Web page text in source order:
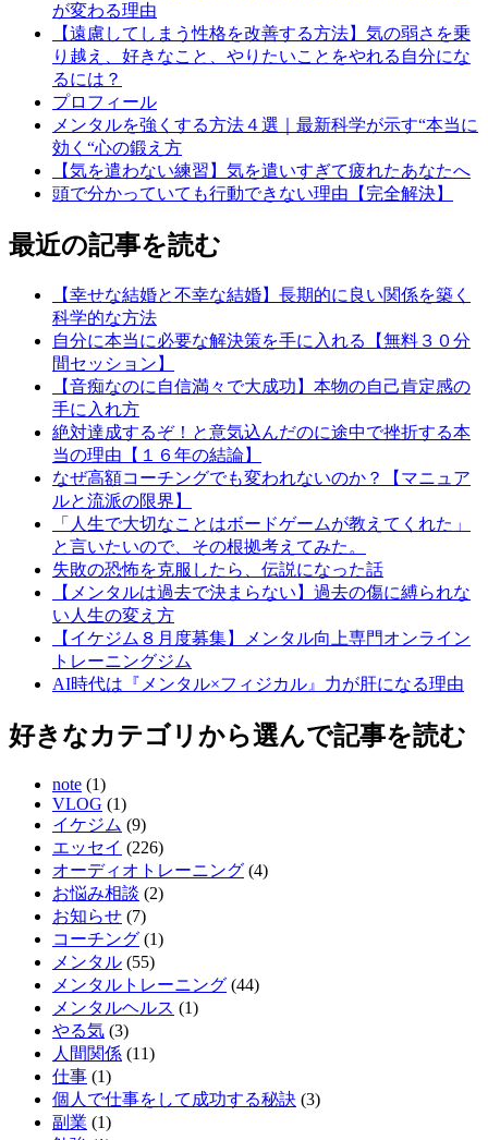
が変わる理由
【遠慮してしまう性格を改善する方法】気の弱さを乗
り越え、好きなこと、やりたいことをやれる自分にな
るには？
プロフィール
メンタルを強くする方法４選｜最新科学が示す“本当に
効く“心の鍛え方
【気を遣わない練習】気を遣いすぎて疲れたあなたへ
頭で分かっていても行動できない理由【完全解決】
最近の記事を読む
【幸せな結婚と不幸な結婚】長期的に良い関係を築く
科学的な方法
自分に本当に必要な解決策を手に入れる【無料３０分
間セッション】
【音痴なのに自信満々で大成功】本物の自己肯定感の
手に入れ方
絶対達成するぞ！と意気込んだのに途中で挫折する本
当の理由【１６年の結論】
なぜ高額コーチングでも変われないのか？【マニュア
ルと流派の限界】
「人生で大切なことはボードゲームが教えてくれた」
と言いたいので、その根拠考えてみた。
失敗の恐怖を克服したら、伝説になった話
【メンタルは過去で決まらない】過去の傷に縛られな
い人生の変え方
【イケジム８月度募集】メンタル向上専門オンライン
トレーニングジム
AI時代は『メンタル×フィジカル』力が肝になる理由
好きなカテゴリから選んで記事を読む
note (1)
VLOG (1)
イケジム (9)
エッセイ (226)
オーディオトレーニング (4)
お悩み相談 (2)
お知らせ (7)
コーチング (1)
メンタル (55)
メンタルトレーニング (44)
メンタルヘルス (1)
やる気 (3)
人間関係 (11)
仕事 (1)
個人で仕事をして成功する秘訣 (3)
副業 (1)